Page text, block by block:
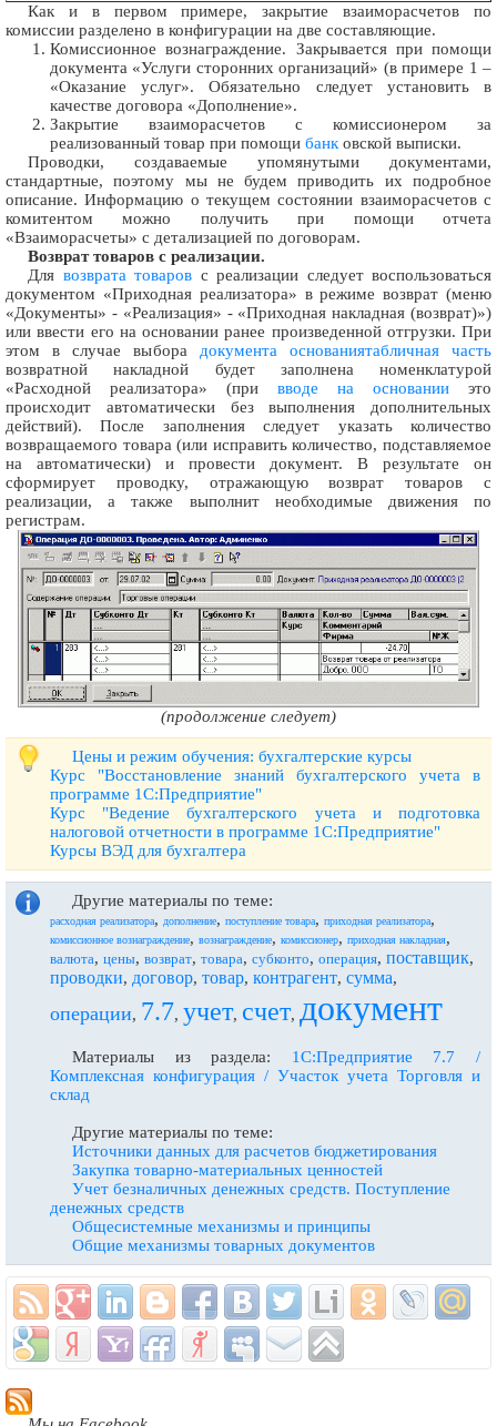
Как и в первом примере, закрытие взаиморасчетов по
комиссии разделено в конфигурации на две составляющие.
Комиссионное вознаграждение. Закрывается при помощи
документа «Услуги сторонних организаций» (в примере 1 –
«Оказание услуг». Обязательно следует установить в
качестве договора «Дополнение».
Закрытие взаиморасчетов с комиссионером за
реализованный товар при помощи банк овской выписки.
Проводки, создаваемые упомянутыми документами,
стандартные, поэтому мы не будем приводить их подробное
описание. Информацию о текущем состоянии взаиморасчетов с
комитентом можно получить при помощи отчета
«Взаиморасчеты» с детализацией по договорам.
Возврат товаров с реализации.
Для возврата товаров с реализации следует воспользоваться
документом «Приходная реализатора» в режиме возврат (меню
«Документы» - «Реализация» - «Приходная накладная (возврат)»)
или ввести его на основании ранее произведенной отгрузки. При
этом в случае выбора документа основаниятабличная часть
возвратной накладной будет заполнена номенклатурой
«Расходной реализатора» (при вводе на основании это
происходит автоматически без выполнения дополнительных
действий). После заполнения следует указать количество
возвращаемого товара (или исправить количество, подставляемое
на автоматически) и провести документ. В результате он
сформирует проводку, отражающую возврат товаров с
реализации, а также выполнит необходимые движения по
регистрам.
(продолжение следует)
Цены и режим обучения: бухгалтерские курсы
Курс "Восстановление знаний бухгалтерского учета в
программе 1С:Предприятие"
Курс "Ведение бухгалтерского учета и подготовка
налоговой отчетности в программе 1С:Предприятие"
Курсы ВЭД для бухгалтера
Другие материалы по теме:
расходная реализатора, дополнение, поступление товара, приходная реализатора,
комиссионное вознаграждение, вознаграждение, комиссионер, приходная накладная,
валюта, цены, возврат, товара, субконто, операция, поставщик,
проводки, договор, товар, контрагент, сумма,
операции, 7.7, учет, счет, документ
Материалы из раздела: 1С:Предприятие 7.7 /
Комплексная конфигурация / Участок учета Торговля и
склад
Другие материалы по теме:
Источники данных для расчетов бюджетирования
Закупка товарно-материальных ценностей
Учет безналичных денежных средств. Поступление
денежных средств
Общесистемные механизмы и принципы
Общие механизмы товарных документов